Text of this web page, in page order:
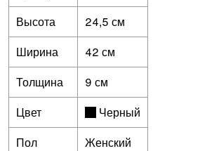
Высота
24,5 см
Ширина
42 см
Толщина
9 см
Цвет
Черный
Пол
Женский